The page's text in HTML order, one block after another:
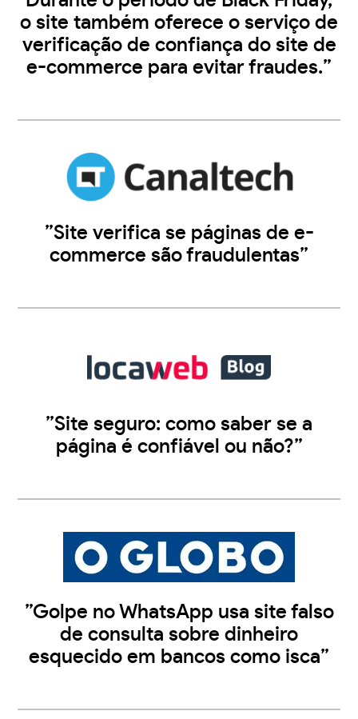
o site também oferece o serviço de
verificação de confiança do site de
e-commerce para evitar fraudes.”
”Site verifica se páginas de e-
commerce são fraudulentas”
”Site seguro: como saber se a
página é confiável ou não?”
”Golpe no WhatsApp usa site falso
de consulta sobre dinheiro
esquecido em bancos como isca”